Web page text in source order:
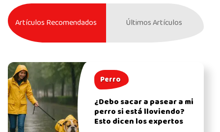
Artículos Recomendados Últimos Artículos
Perro
¿Debo sacar a pasear a mi
perro si está lloviendo?
Esto dicen los expertos